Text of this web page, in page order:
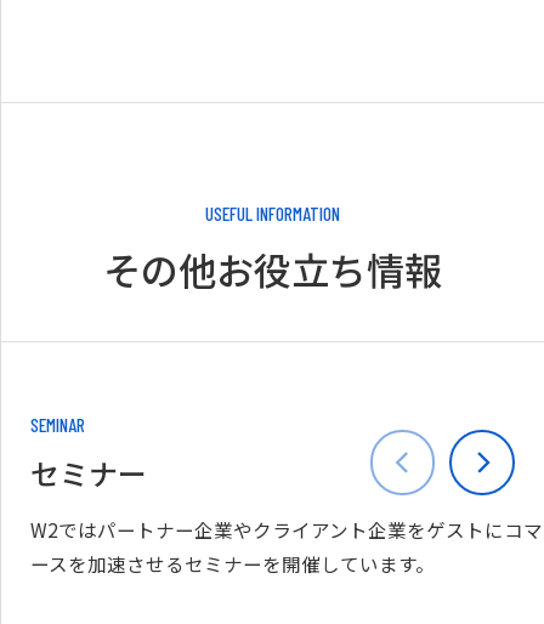
USEFUL INFORMATION
その他お役立ち情報
SEMINAR
セミナー
W2ではパートナー企業やクライアント企業をゲストにコマ
ースを加速させるセミナーを開催しています。